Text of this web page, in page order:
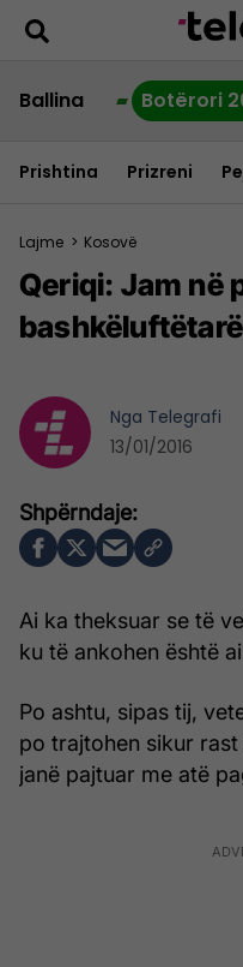
Ballina Botërori
Prishtina Prizreni
Lajme > Kosovë
Qeriqi: Jam në
Ai ka theksuar se të
ku të ankohen është
Po ashtu, sipas tij,
po trajtohen sikur
janë pajtuar me atë
Nga Telegrafi
13/01/2016